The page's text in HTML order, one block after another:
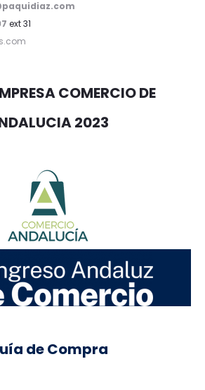
ext 31
COMERCIO DE
2023
de Compra